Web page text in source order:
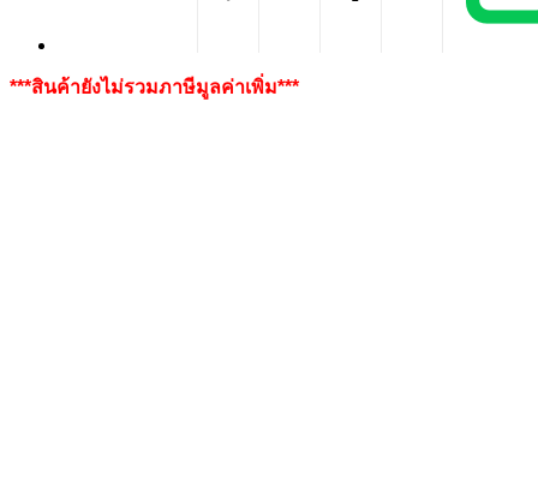
***สินค้ายังไม่รวมภาษีมูลค่าเพิ่ม***